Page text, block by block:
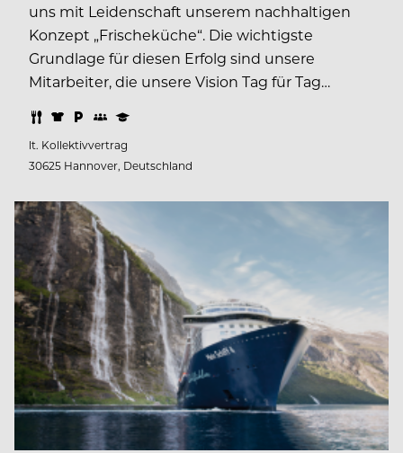
uns mit Leidenschaft unserem nachhaltigen
Konzept „Frischeküche“. Die wichtigste
Grundlage für diesen Erfolg sind unsere
Mitarbeiter, die unsere Vision Tag für Tag…
lt. Kollektivvertrag
30625 Hannover, Deutschland